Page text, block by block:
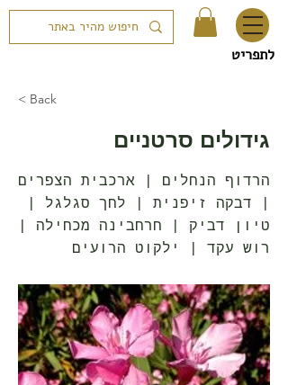
לתפריט
< Back
גידולים סרטניים
הרדוף הנחלים | ארכבית הצפרים
| דבקה זיפנית | לחך סגלגל |
טיון דביק | חרחבינה מכחילה |
רוש עקד | ילקוט הרועים